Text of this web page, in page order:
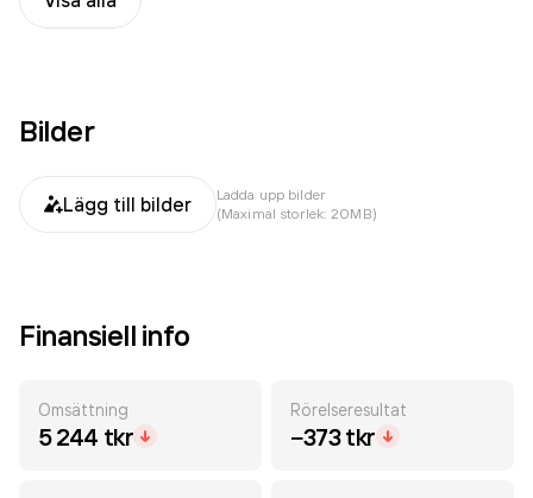
Bilder
Lägg till bilder
Ladda upp bilder
(Maximal storlek: 20MB)
Finansiell info
Omsättning
5 244 tkr
Rörelseresultat
−373 tkr